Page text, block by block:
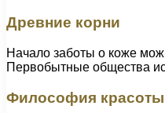
Древние корни
Начало заботы о коже
Первобытные общества
Философия красоты